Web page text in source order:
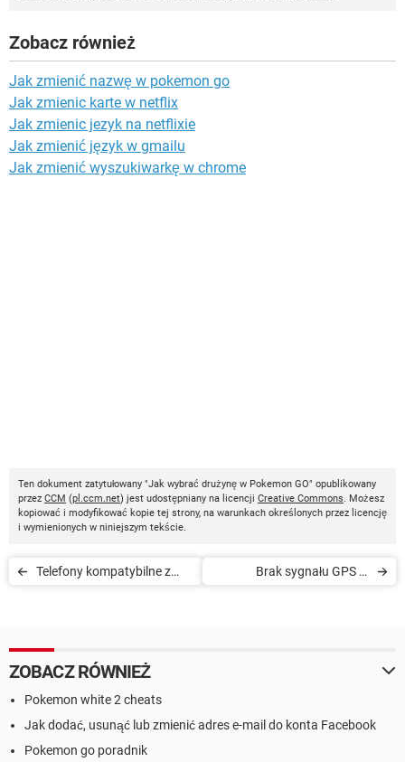
Zobacz również
Jak zmienić nazwę w pokemon go
Jak zmienic karte w netflix
Jak zmienic jezyk na netflixie
Jak zmienić język w gmailu
Jak zmienić wyszukiwarkę w chrome
Ten dokument zatytułowany "Jak wybrać drużynę w Pokemon GO" opublikowany
przez CCM (pl.ccm.net) jest udostępniany na licencji Creative Commons. Możesz
kopiować i modyfikować kopie tej strony, na warunkach określonych przez licencję
i wymienionych w niniejszym tekście.
Telefony kompatybilne z
Brak sygnału GPS w
ZOBACZ RÓWNIEŻ
Pokemon white 2 cheats
Jak dodać, usunąć lub zmienić adres e-mail do konta Facebook
Pokemon go poradnik